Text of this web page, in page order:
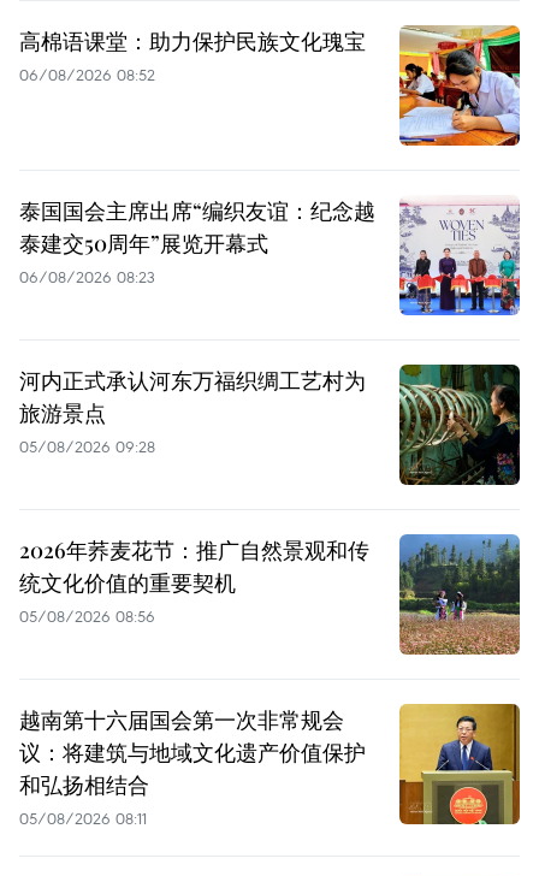
高棉语课堂：助力保护民族文化瑰宝
06/08/2026 08:52
泰国国会主席出席“编织友谊：纪念越
泰建交50周年”展览开幕式
06/08/2026 08:23
河内正式承认河东万福织绸工艺村为
旅游景点
05/08/2026 09:28
2026年荞麦花节：推广自然景观和传
统文化价值的重要契机
05/08/2026 08:56
越南第十六届国会第一次非常规会
议：将建筑与地域文化遗产价值保护
和弘扬相结合
05/08/2026 08:11